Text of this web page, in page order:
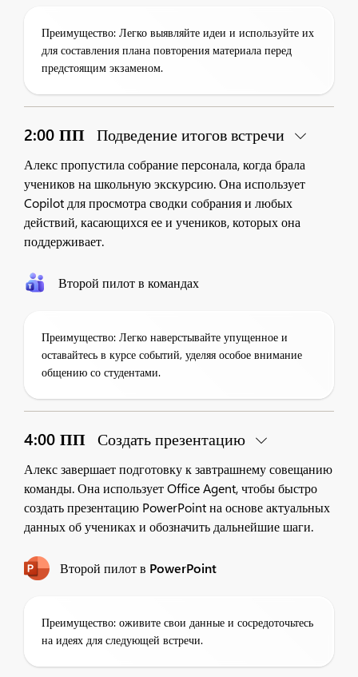
Преимущество: Легко выявляйте идеи и используйте их
для составления плана повторения материала перед
предстоящим экзаменом.
2:00 ПП Подведение итогов встречи
Алекс пропустила собрание персонала, когда брала
учеников на школьную экскурсию. Она использует
Copilot для просмотра сводки собрания и любых
действий, касающихся ее и учеников, которых она
поддерживает.
Второй пилот в командах
Преимущество: Легко наверстывайте упущенное и
оставайтесь в курсе событий, уделяя особое внимание
общению со студентами.
4:00 ПП Создать презентацию
Алекс завершает подготовку к завтрашнему совещанию
команды. Она использует Office Agent, чтобы быстро
создать презентацию PowerPoint на основе актуальных
данных об учениках и обозначить дальнейшие шаги.
Второй пилот в PowerPoint
Преимущество: оживите свои данные и сосредоточьтесь
на идеях для следующей встречи.